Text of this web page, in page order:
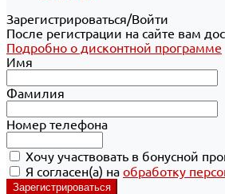
Зарегистрироваться/Войти
После регистрации на сайте вам
Подробно о дисконтной программе
Имя
Фамилия
Номер телефона
Хочу участвовать в бонусной
Я согласен(а) на обработку